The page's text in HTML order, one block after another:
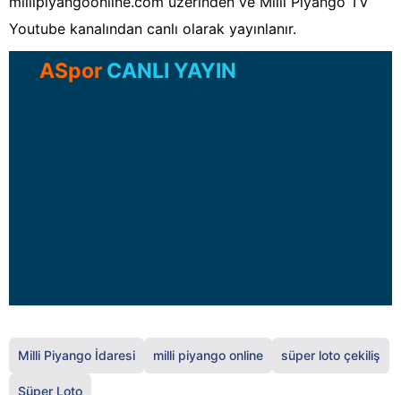
Youtube kanalından canlı olarak yayınlanır.
ASpor CANLI YAYIN
Milli Piyango İdaresi milli piyango online süper loto çekiliş
Süper Loto